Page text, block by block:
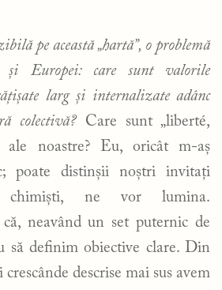
pe această „hartă”, o problemă
și Europei: care sunt valorile
larg și internalizate adânc
colectivă?Care sunt „liberté,
ale noastre? Eu, oricât m-aș
poate distinșii noștri invitați
chimiști, ne vor lumina.
neavând un set puternic de
să definim obiective clare. Din
descrise mai sus avem